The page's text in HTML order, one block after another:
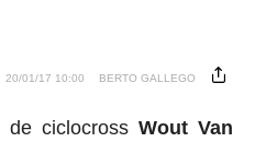
20/01/17 10:00 BERTO GALLEGO
de ciclocrossWout Van